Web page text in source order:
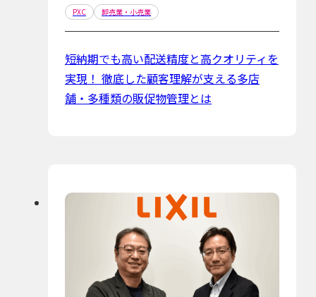
PXC 卸売業・小売業
短納期でも高い配送精度と高クオリティを
実現！ 徹底した顧客理解が支える多店
舗・多種類の販促物管理とは